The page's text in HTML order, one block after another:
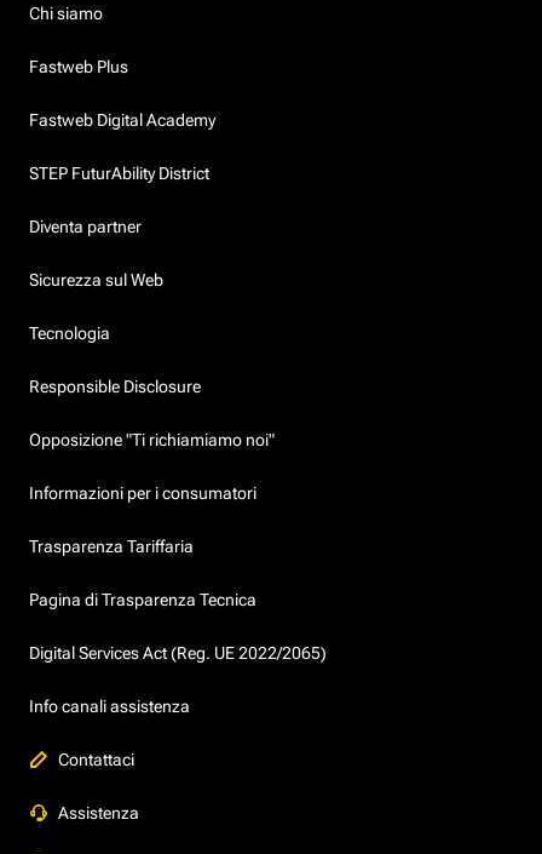
Chi siamo
Fastweb Plus
Fastweb Digital Academy
STEP FuturAbility District
Diventa partner
Sicurezza sul Web
Tecnologia
Responsible Disclosure
Opposizione "Ti richiamiamo noi"
Informazioni per i consumatori
Trasparenza Tariffaria
Pagina di Trasparenza Tecnica
Digital Services Act (Reg. UE 2022/2065)
Info canali assistenza
Contattaci
Assistenza